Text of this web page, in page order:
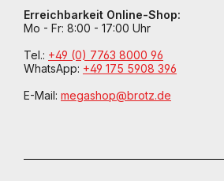
Erreichbarkeit Online-Shop:
Mo - Fr: 8:00 - 17:00 Uhr
Tel.: +49 (0) 7763 8000 96
WhatsApp: +49 175 5908 396
E-Mail: megashop@brotz.de